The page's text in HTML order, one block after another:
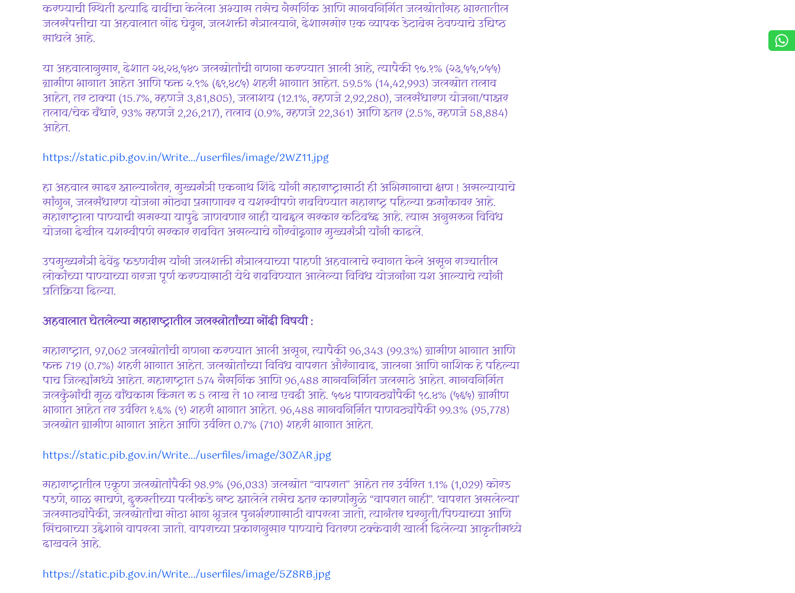
करण्याची स्थिती इत्यादि बाबींचा केलेला अभ्यास तसेच नैसर्गिक आणि मानवनिर्मित जलस्रोतांसह भारतातील
जलसंपत्तीचा या अहवालात नोंद घेवून, जलशक्ती मंत्रालयाने, देशासमोर एक व्यापक डेटाबेस ठेवण्याचे उद्यिष्ठ
साधले आहे.
या अहवालानुसार, देशात २४,२४,५४० जलस्रोतांची गणना करण्यात आली आहे, त्यापैकी ९७.१% (२३,५५,०५५)
ग्रामीण भागात आहेत आणि फक्त २.९% (६९,४८५) शहरी भागात आहेत. 59.5% (14,42,993) जलस्रोत तलाव
आहेत, तर टाक्या (15.7%, म्हणजे 3,81,805), जलाशय (12.1%, म्हणजे 2,92,280), जलसंधारण योजना/पाझर
तलाव/चेक बंधारे, 93% म्हणजे 2,26,217), तलाव (0.9%, म्हणजे 22,361) आणि इतर (2.5%, म्हणजे 58,884)
आहेत.
https://static.pib.gov.in/Write…/userfiles/image/2WZ11.jpg
हा अहवाल सादर झाल्यानंतर, मुख्यमंत्री एकनाथ शिंदे यांनी महाराष्ट्रासाठी ही अभिमानाचा क्षण ! असल्यायाचे
सांगुन, जलसंधारण योजना मोठ्या प्रमाणावर व यशस्वीपणे राबविण्यात महाराष्ट्र पहिल्या क्रमांकावर आहे.
महाराष्ट्राला पाण्याची समस्या यापुढे जाणवणार नाही याबद्दल सरकार कटिबध्द आहे. त्यास अनुसरुन विविध
योजना देखील यशस्वीपणे सरकार राबवित असल्याचे गौरवोद्गगार मुख्यमंत्री यांनी काढले.
उपमुख्यमंत्री देवेंद्र फडणवीस यांनी जलशक्ती मंत्रालयाच्या पाहणी अहवालाचे स्वागत केले असून राज्यातील
लोकांच्या पाण्याच्या गरजा पूर्ण करण्यासाठी येथे राबविण्यात आलेल्या विविध योजनांना यश आल्याचे त्यांनी
प्रतिक्रिया दिल्या.
अहवालात घेतलेल्या महाराष्ट्रातील जलस्त्रोतांच्या नोंदी विषयी :
महाराष्ट्रात, 97,062 जलस्रोतांची गणना करण्यात आली असून, त्यापैकी 96,343 (99.3%) ग्रामीण भागात आणि
फक्त 719 (0.7%) शहरी भागात आहेत. जलस्रोतांच्या विविध वापरात औरंगाबाद, जालना आणि नाशिक हे पहिल्या
पाच जिल्ह्यांमध्ये आहेत. महाराष्ट्रात 574 नैसर्गिक आणि 96,488 मानवनिर्मित जलसाठे आहेत. मानवनिर्मित
जलकुंभांची मूळ बांधकाम किंमत रु 5 लाख ते 10 लाख एवढी आहे. ५७४ पाणवठ्यांपैकी ९८.४% (५६५) ग्रामीण
भागात आहेत तर उर्वरित १.६% (९) शहरी भागात आहेत. 96,488 मानवनिर्मित पाणवठ्यांपैकी 99.3% (95,778)
जलस्रोत ग्रामीण भागात आहेत आणि उर्वरित 0.7% (710) शहरी भागात आहेत.
https://static.pib.gov.in/Write…/userfiles/image/30ZAR.jpg
महाराष्ट्रातील एकूण जलस्रोतांपैकी 98.9% (96,033) जलस्रोत “वापरात” आहेत तर उर्वरित 1.1% (1,029) कोरड
पडणे, गाळ साचणे, दुरुस्तीच्या पलीकडे नष्ट झालेले तसेच इतर कारणांमुळे “वापरात नाही”. ‘वापरात असलेल्या’
जलसाठ्यांपैकी, जलस्रोतांचा मोठा भाग भूजल पुनर्भरणासाठी वापरला जातो, त्यानंतर घरगुती/पिण्याच्या आणि
सिंचनाच्या उद्देशाने वापरला जातो. वापराच्या प्रकारानुसार पाण्याचे वितरण टक्केवारी खाली दिलेल्या आकृतीमध्ये
दाखवले आहे.
https://static.pib.gov.in/Write…/userfiles/image/5Z8RB.jpg